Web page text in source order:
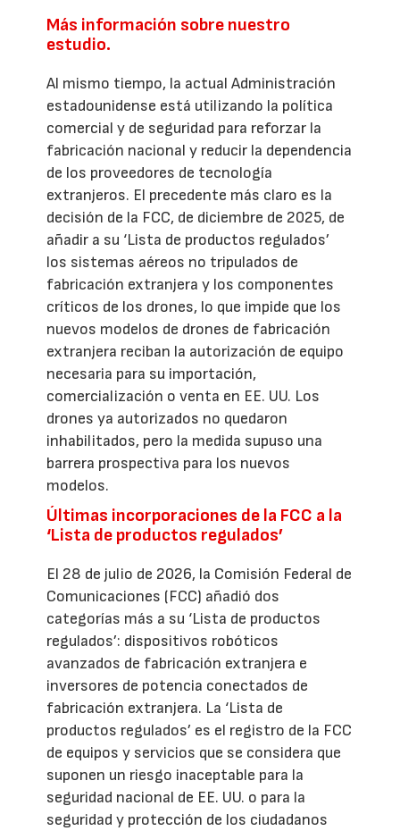
Más información sobre nuestro
estudio.
Al mismo tiempo, la actual Administración
estadounidense está utilizando la política
comercial y de seguridad para reforzar la
fabricación nacional y reducir la dependencia
de los proveedores de tecnología
extranjeros. El precedente más claro es la
decisión de la FCC, de diciembre de 2025, de
añadir a su ‘Lista de productos regulados’
los sistemas aéreos no tripulados de
fabricación extranjera y los componentes
críticos de los drones, lo que impide que los
nuevos modelos de drones de fabricación
extranjera reciban la autorización de equipo
necesaria para su importación,
comercialización o venta en EE. UU. Los
drones ya autorizados no quedaron
inhabilitados, pero la medida supuso una
barrera prospectiva para los nuevos
modelos.
Últimas incorporaciones de la FCC a la
‘Lista de productos regulados’
El 28 de julio de 2026, la Comisión Federal de
Comunicaciones (FCC) añadió dos
categorías más a su ‘Lista de productos
regulados’: dispositivos robóticos
avanzados de fabricación extranjera e
inversores de potencia conectados de
fabricación extranjera. La ‘Lista de
productos regulados’ es el registro de la FCC
de equipos y servicios que se considera que
suponen un riesgo inaceptable para la
seguridad nacional de EE. UU. o para la
seguridad y protección de los ciudadanos